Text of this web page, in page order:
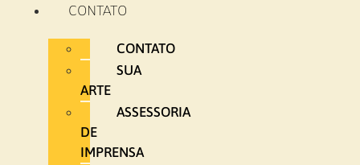
CONTATO
CONTATO
SUA
ARTE
ASSESSORIA
DE
IMPRENSA